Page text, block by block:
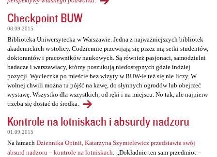
Checkpoint BUW
08.09.2015
Biblioteka Uniwersytecka w Warszawie. Jedna z najważniejszych bibliotek
akademickich w stolicy. Codziennie przewijają się przez nią setki studentów,
doktorantów i pracowników naukowych. Są również pasjonaci, samodzielni
badacze i warszawiacy, którzy poszukują niedostępnych gdzie indziej
pozycji. Wycieczka po mieście bez wizyty w BUW-ie też się nie liczy. W
wolnej chwili można tu pójść na kawę, do słynnych ogrodów lub obejrzeć
wystawę. Wszystko dla wszystkich, od ręki i na miejscu. No tak, ale najpierw
trzeba się dostać do środka.
Kontrole na lotniskach i absurdy nadzoru
01.09.2015
Na łamach Dziennika Opinii, Katarzyna Szymielewicz przedstawia swój
absurd nadzoru – kontrole na lotniskach: „Dokładnie ten sam przedmiot –